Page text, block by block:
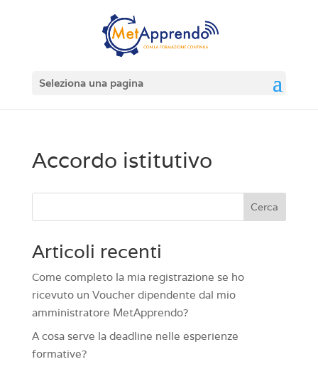
Seleziona una pagina
Accordo istitutivo
Cerca
Articoli recenti
Come completo la mia registrazione se ho
ricevuto un Voucher dipendente dal mio
amministratore MetApprendo?
A cosa serve la deadline nelle esperienze
formative?